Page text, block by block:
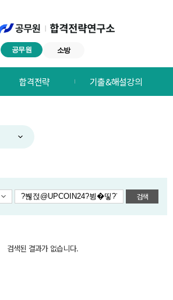
공무원 소방
합격전략 기출&해설강의
검색
검색된 결과가 없습니다.